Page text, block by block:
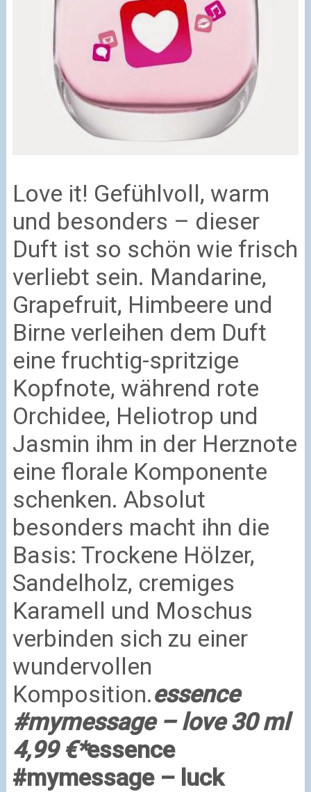
Love it! Gefühlvoll, warm
und besonders – dieser
Duft ist so schön wie frisch
verliebt sein. Mandarine,
Grapefruit, Himbeere und
Birne verleihen dem Duft
eine fruchtig-spritzige
Kopfnote, während rote
Orchidee, Heliotrop und
Jasmin ihm in der Herznote
eine florale Komponente
schenken. Absolut
besonders macht ihn die
Basis: Trockene Hölzer,
Sandelholz, cremiges
Karamell und Moschus
verbinden sich zu einer
wundervollen
Komposition.essence
#mymessage – love 30 ml
4,99 €*essence
#mymessage – luck